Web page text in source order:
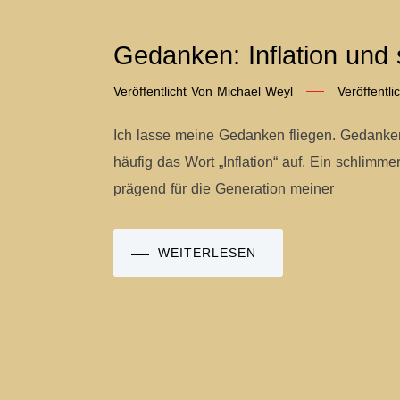
Gedanken: Inflation
Veröffentlicht Von Michael Weyl
Ich lasse meine Gedanken fliegen.
häufig das Wort „Inflation“ auf. Ein
prägend für die Generation meiner
WEITERLESEN